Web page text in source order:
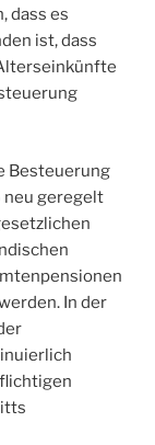
dass es
ist, dass
Besteuerung
neu geregelt
In der